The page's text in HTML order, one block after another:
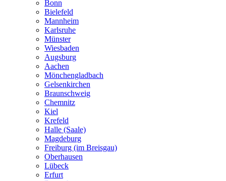
Bonn
Bielefeld
Mannheim
Karlsruhe
Münster
Wiesbaden
Augsburg
Aachen
Mönchengladbach
Gelsenkirchen
Braunschweig
Chemnitz
Kiel
Krefeld
Halle (Saale)
Magdeburg
Freiburg (im Breisgau)
Oberhausen
Lübeck
Erfurt